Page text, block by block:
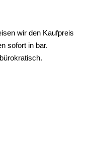
wir den Kaufpreis
sofort in bar.